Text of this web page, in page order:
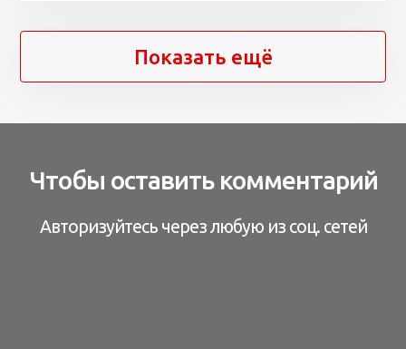
Показать ещё
Чтобы оставить комментарий
Авторизуйтесь через любую из соц. сетей